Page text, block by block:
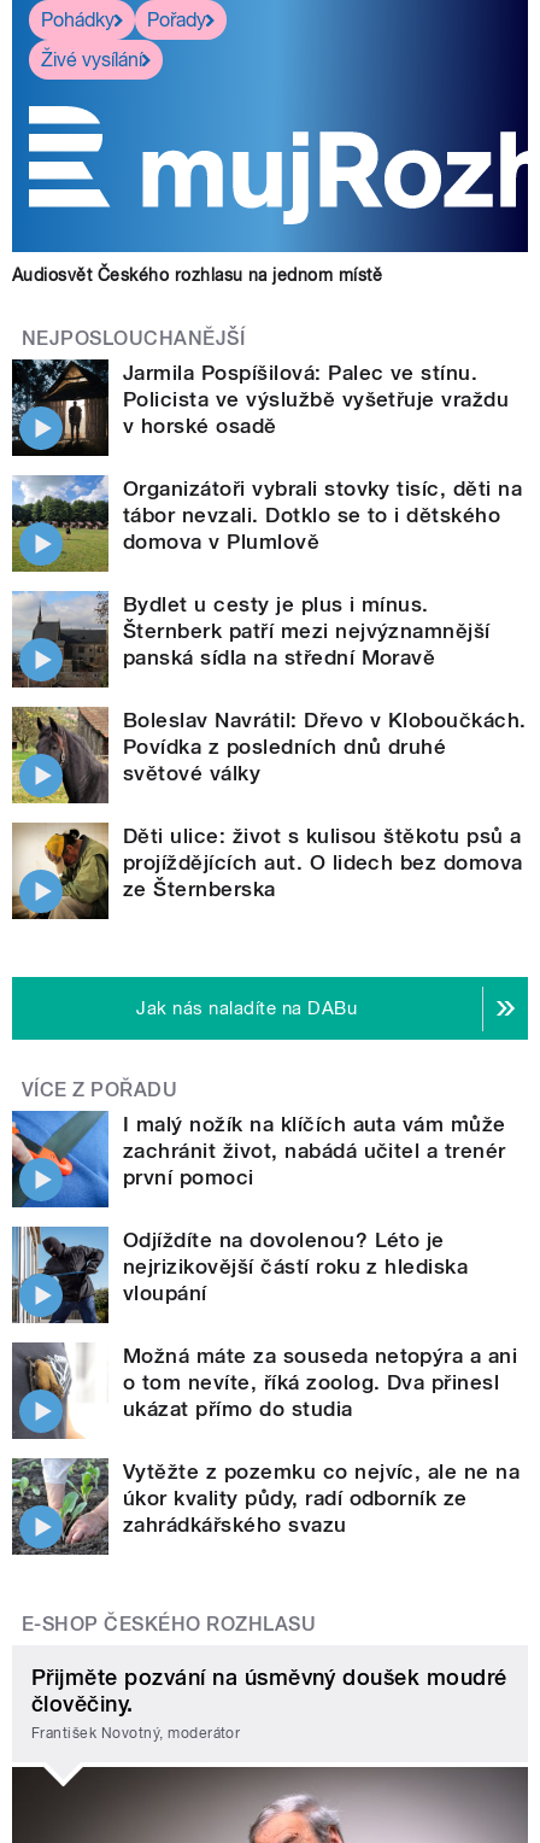
Pohádky
Pořady
Živé vysílání
Audiosvět Českého rozhlasu na jednom místě
NEJPOSLOUCHANĚJŠÍ
Jarmila Pospíšilová: Palec ve stínu.
Policista ve výslužbě vyšetřuje vraždu
v horské osadě
Organizátoři vybrali stovky tisíc, děti na
tábor nevzali. Dotklo se to i dětského
domova v Plumlově
Bydlet u cesty je plus i mínus.
Šternberk patří mezi nejvýznamnější
panská sídla na střední Moravě
Boleslav Navrátil: Dřevo v Kloboučkách.
Povídka z posledních dnů druhé
světové války
Děti ulice: život s kulisou štěkotu psů a
projíždějících aut. O lidech bez domova
ze Šternberska
Jak nás naladíte na DABu
VÍCE Z POŘADU
I malý nožík na klíčích auta vám může
zachránit život, nabádá učitel a trenér
první pomoci
Odjíždíte na dovolenou? Léto je
nejrizikovější částí roku z hlediska
vloupání
Možná máte za souseda netopýra a ani
o tom nevíte, říká zoolog. Dva přinesl
ukázat přímo do studia
Vytěžte z pozemku co nejvíc, ale ne na
úkor kvality půdy, radí odborník ze
zahrádkářského svazu
E-SHOP ČESKÉHO ROZHLASU
Přijměte pozvání na úsměvný doušek moudré
člověčiny.
František Novotný, moderátor